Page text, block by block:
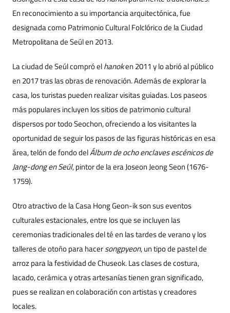
En reconocimiento a su importancia arquitectónica, fue
designada como Patrimonio Cultural Folclórico de la Ciudad
Metropolitana de Seúl en 2013.
La ciudad de Seúl compró elhanoken 2011 y lo abrió al público
en 2017 tras las obras de renovación. Además de explorar la
casa, los turistas pueden realizar visitas guiadas. Los paseos
más populares incluyen los sitios de patrimonio cultural
dispersos por todo Seochon, ofreciendo a los visitantes la
oportunidad de seguir los pasos de las figuras históricas en esa
área, telón de fondo delÁlbum de ocho enclaves escénicos de
Jang-dong en Seúl, pintor de la era Joseon Jeong Seon (1676-
1759).
Otro atractivo de la Casa Hong Geon-ik son sus eventos
culturales estacionales, entre los que se incluyen las
ceremonias tradicionales del té en las tardes de verano y los
talleres de otoño para hacersongpyeon, un tipo de pastel de
arroz para la festividad de Chuseok. Las clases de costura,
lacado, cerámica y otras artesanías tienen gran significado,
pues se realizan en colaboración con artistas y creadores
locales.